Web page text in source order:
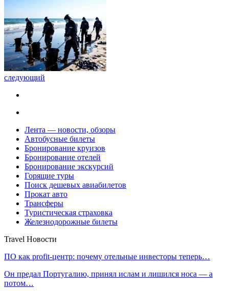
следующий
Лента — новости, обзоры
Автобусные билеты
Бронирование круизов
Бронирование отелей
Бронирование экскурсий
Горящие туры
Поиск дешевых авиабилетов
Прокат авто
Трансферы
Туристическая страховка
Железнодорожные билеты
Travel Новости
ПО как profit-центр: почему отельные инвесторы теперь…
Он предал Португалию, принял ислам и лишился носа — а
потом…